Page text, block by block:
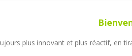
plus innovant et plus réactif, en